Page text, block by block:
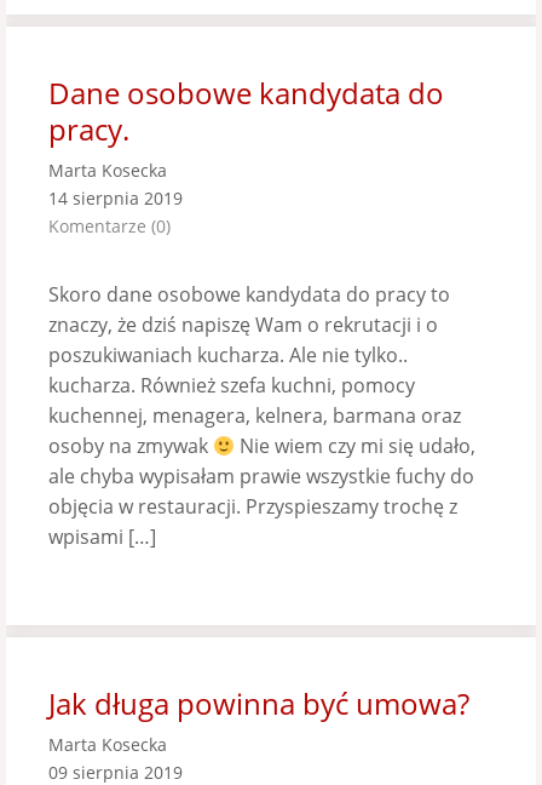
Dane osobowe kandydata do
pracy.
Marta Kosecka
14 sierpnia 2019
Komentarze (0)
Skoro dane osobowe kandydata do pracy to
znaczy, że dziś napiszę Wam o rekrutacji i o
poszukiwaniach kucharza. Ale nie tylko..
kucharza. Również szefa kuchni, pomocy
kuchennej, menagera, kelnera, barmana oraz
osoby na zmywak
Nie wiem czy mi się udało,
ale chyba wypisałam prawie wszystkie fuchy do
objęcia w restauracji. Przyspieszamy trochę z
wpisami […]
Jak długa powinna być umowa?
Marta Kosecka
09 sierpnia 2019